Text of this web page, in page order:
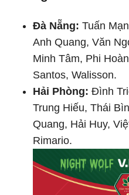
Đà Nẵng: Tuấn
Anh Quang, Văn
Minh Tâm, Phi
Santos, Walisson.
Hải Phòng: Đình
Trung Hiếu, Thái
Quang, Hải Huy,
Rimario.